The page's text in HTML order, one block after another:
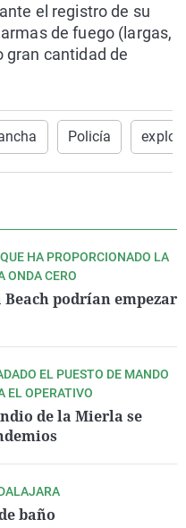
el registro de su
de fuego (largas,
gran cantidad de
Policía
HA PROPORCIONADO LA
ONDA CERO
podrían empezar
EL PUESTO DE MANDO
EL OPERATIVO
de la Mierla se
baño